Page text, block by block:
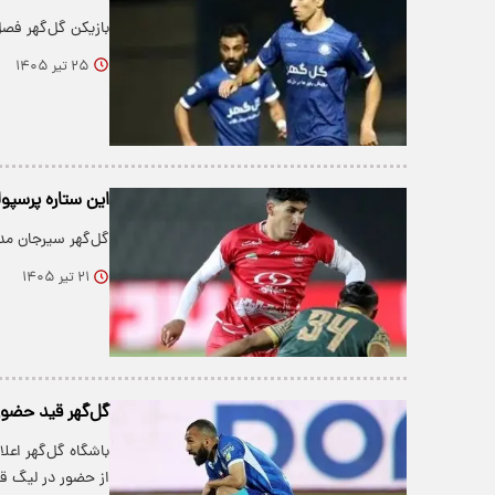
بازیکن گل‌گهر
۲۵ تیر ۱۴۰۵
این ستاره
گل‌گهر سیرجان
۲۱ تیر ۱۴۰۵
گل‌گهر قید حضور
از حضور در لیگ